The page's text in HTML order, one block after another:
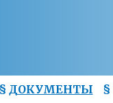
§ ДОКУМЕНТЫ §